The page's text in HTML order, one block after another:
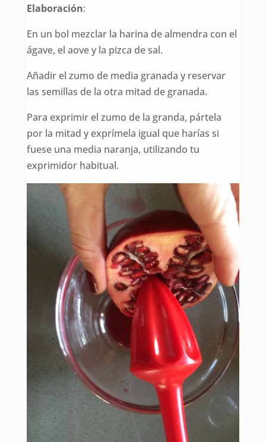
Elaboración:
En un bol mezclar la harina de almendra con el
ágave, el aove y la pizca de sal.
Añadir el zumo de media granada y reservar
las semillas de la otra mitad de granada.
Para exprimir el zumo de la granda, pártela
por la mitad y exprímela igual que harías si
fuese una media naranja, utilizando tu
exprimidor habitual.